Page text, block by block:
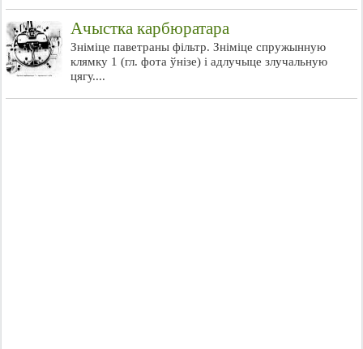
Ачыстка карбюратара
Зніміце паветраны фільтр. Зніміце спружынную
клямку 1 (гл. фота ўнізе) і адлучыце злучальную
цягу....